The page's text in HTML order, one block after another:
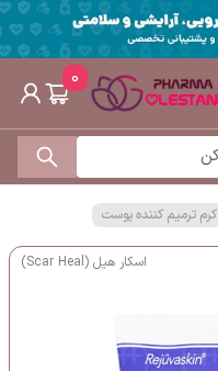
0
کرم ترمیم کننده پوست
اسکار هیل (Scar Heal)